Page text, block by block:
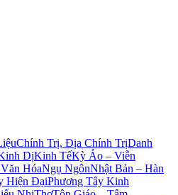
Chính Trị, Địa Chính TrịDanh
DịKinh TếKỳ Ảo – Viễn
HóaNgụ NgônNhật Bản – Hàn
Hiện ĐạiPhương Tây Kinh